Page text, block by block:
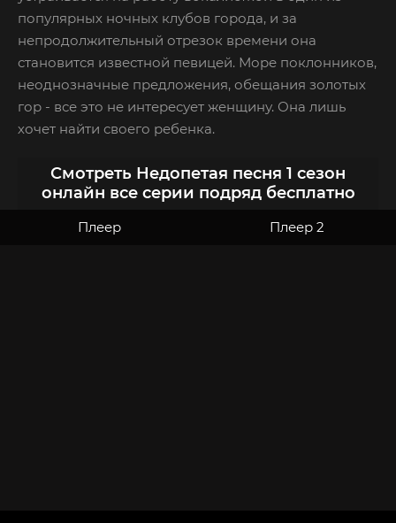
популярных ночных клубов города, и за
непродолжительный отрезок времени она
становится известной певицей. Море поклонников,
неоднозначные предложения, обещания золотых
гор - все это не интересует женщину. Она лишь
хочет найти своего ребенка.
Смотреть Недопетая песня 1 сезон
онлайн все серии подряд бесплатно
Плеер Плеер 2